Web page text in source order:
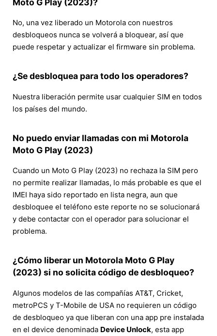
No, una vez liberado un Motorola con nuestros
desbloqueos nunca se volverá a bloquear, así que
puede respetar y actualizar el firmware sin problema.
¿Se desbloquea para todo los operadores?
Nuestra liberación permite usar cualquier SIM en todos
los países del mundo.
No puedo enviar llamadas con mi Motorola
Moto G Play (2023)
Cuando un Moto G Play (2023) no rechaza la SIM pero
no permite realizar llamadas, lo más probable es que el
IMEI haya sido reportado en lista negra, aun que
desbloquee el teléfono este reporte no se solucionará
y debe contactar con el operador para solucionar el
problema.
¿Cómo liberar un Motorola Moto G Play
(2023) si no solicita código de desbloqueo?
Algunos modelos de las compañías AT&T, Cricket,
metroPCS y T-Mobile de USA no requieren un código
de desbloqueo ya que liberan con una app pre instalada
en el device denominada Device Unlock, esta app